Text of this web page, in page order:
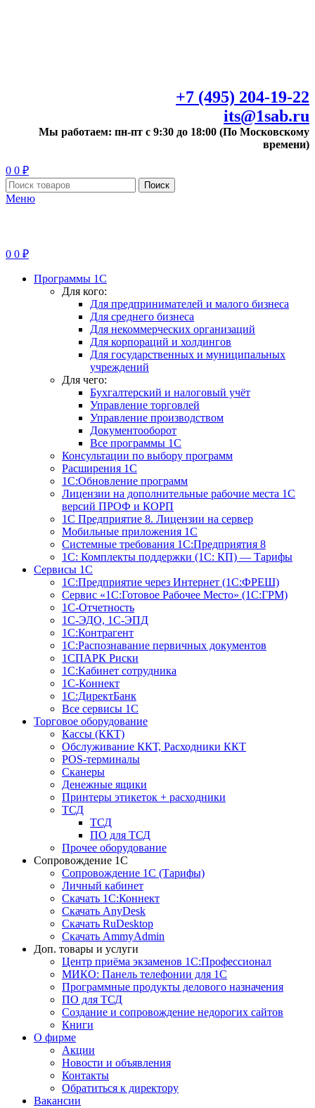
+7 (495) 204-19-22
its@1sab.ru
Мы работаем: пн-пт с 9:30 до 18:00 (По Московскому
времени)
0 0 ₽
Поиск
Меню
0 0 ₽
Программы 1С
Для кого:
Для предпринимателей и малого бизнеса
Для среднего бизнеса
Для некоммерческих организаций
Для корпораций и холдингов
Для государственных и муниципальных
учреждений
Для чего:
Бухгалтерский и налоговый учёт
Управление торговлей
Управление производством
Документооборот
Все программы 1С
Консультации по выбору программ
Расширения 1С
1С:Обновление программ
Лицензии на дополнительные рабочие места 1С
версий ПРОФ и КОРП
1С Предприятие 8. Лицензии на сервер
Мобильные приложения 1С
Системные требования 1С:Предприятия 8
1С: Комплекты поддержки (1С: КП) — Тарифы
Сервисы 1С
1С:Предприятие через Интернет (1С:ФРЕШ)
Сервис «1С:Готовое Рабочее Место» (1С:ГРМ)
1С-Отчетность
1С-ЭДО, 1С-ЭПД
1С:Контрагент
1С:Распознавание первичных документов
1СПАРК Риски
1С:Кабинет сотрудника
1С-Коннект
1С:ДиректБанк
Все сервисы 1С
Торговое оборудование
Кассы (ККТ)
Обслуживание ККТ, Расходники ККТ
POS-терминалы
Сканеры
Денежные ящики
Принтеры этикеток + расходники
ТСД
ТСД
ПО для ТСД
Прочее оборудование
Сопровождение 1С
Сопровождение 1С (Тарифы)
Личный кабинет
Скачать 1С:Коннект
Скачать AnyDesk
Скачать RuDesktop
Скачать AmmyAdmin
Доп. товары и услуги
Центр приёма экзаменов 1С:Профессионал
МИКО: Панель телефонии для 1С
Программные продукты делового назначения
ПО для ТСД
Создание и сопровождение недорогих сайтов
Книги
О фирме
Акции
Новости и объявления
Контакты
Обратиться к директору
Вакансии